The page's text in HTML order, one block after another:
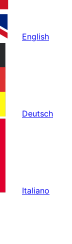
English
Deutsch
Italiano